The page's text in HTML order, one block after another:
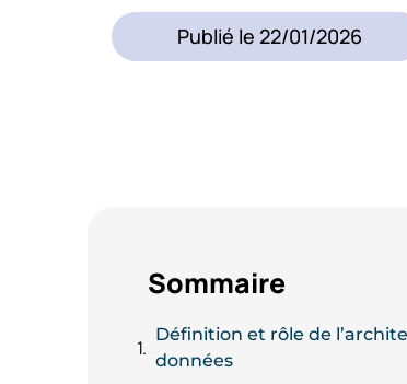
Publié le 22/01/2026
Sommaire
Définition et rôle de
données